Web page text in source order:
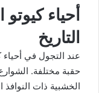
أحياء
التاريخ
عند التجول في أحياء
حقبة مختلفة.
الخشبية ذات النوافذ